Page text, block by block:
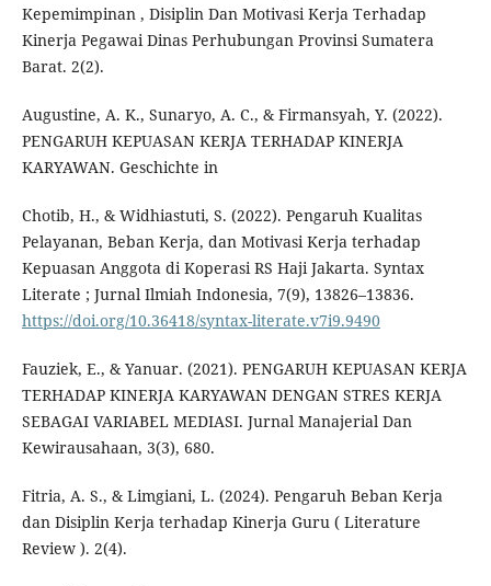
Kepemimpinan , Disiplin Dan Motivasi Kerja Terhadap
Kinerja Pegawai Dinas Perhubungan Provinsi Sumatera
Barat. 2(2).
Augustine, A. K., Sunaryo, A. C., & Firmansyah, Y. (2022).
PENGARUH KEPUASAN KERJA TERHADAP KINERJA
KARYAWAN. Geschichte in
Chotib, H., & Widhiastuti, S. (2022). Pengaruh Kualitas
Pelayanan, Beban Kerja, dan Motivasi Kerja terhadap
Kepuasan Anggota di Koperasi RS Haji Jakarta. Syntax
Literate ; Jurnal Ilmiah Indonesia, 7(9), 13826–13836.
https://doi.org/10.36418/syntax-literate.v7i9.9490
Fauziek, E., & Yanuar. (2021). PENGARUH KEPUASAN KERJA
TERHADAP KINERJA KARYAWAN DENGAN STRES KERJA
SEBAGAI VARIABEL MEDIASI. Jurnal Manajerial Dan
Kewirausahaan, 3(3), 680.
Fitria, A. S., & Limgiani, L. (2024). Pengaruh Beban Kerja
dan Disiplin Kerja terhadap Kinerja Guru ( Literature
Review ). 2(4).